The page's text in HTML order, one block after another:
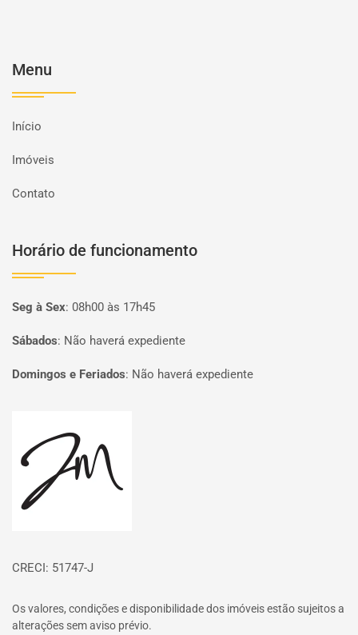
Menu
Início
Imóveis
Contato
Horário de funcionamento
Seg à Sex: 08h00 às 17h45
Sábados: Não haverá expediente
Domingos e Feriados: Não haverá expediente
CRECI: 51747-J
Os valores, condições e disponibilidade dos imóveis estão sujeitos a
alterações sem aviso prévio.